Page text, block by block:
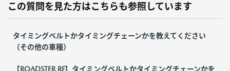
この質問を見た方はこちらも参照しています
タイミングベルトかタイミングチェーンかを教えてください
（その他の車種）
【ROADSTER RF】タイミングベルトかタイミングチェーンかを